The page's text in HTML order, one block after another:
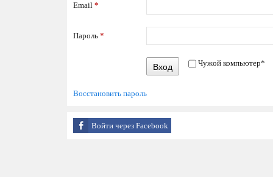
Email *
Пароль *
Вход Чужой компьютер*
Восстановить пароль
Войти через Facebook